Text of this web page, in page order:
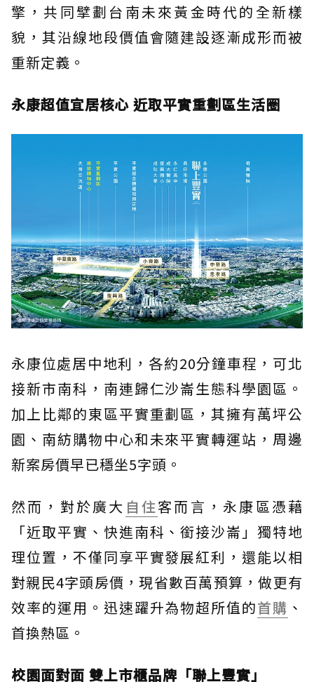
擎，共同擘劃台南未來黃金時代的全新樣
貌，其沿線地段價值會隨建設逐漸成形而被
重新定義。
永康超值宜居核心 近取平實重劃區生活圈
永康位處居中地利，各約20分鐘車程，可北
接新市南科，南連歸仁沙崙生態科學園區。
加上比鄰的東區平實重劃區，其擁有萬坪公
園、南紡購物中心和未來平實轉運站，周邊
新案房價早已穩坐5字頭。
然而，對於廣大 自住客而言，永康區憑藉
「近取平實、快進南科、銜接沙崙」獨特地
理位置，不僅同享平實發展紅利，還能以相
對親民4字頭房價，現省數百萬預算，做更有
效率的運用。迅速躍升為物超所值的首購 、
首換熱區。
校園面對面 雙上市櫃品牌「聯上豐實」